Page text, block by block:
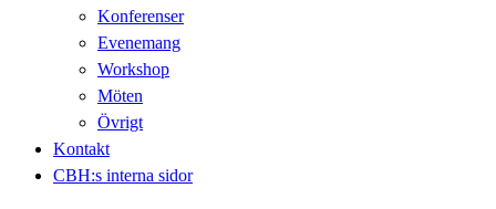
Konferenser
Evenemang
Workshop
Möten
Övrigt
Kontakt
CBH:s interna sidor